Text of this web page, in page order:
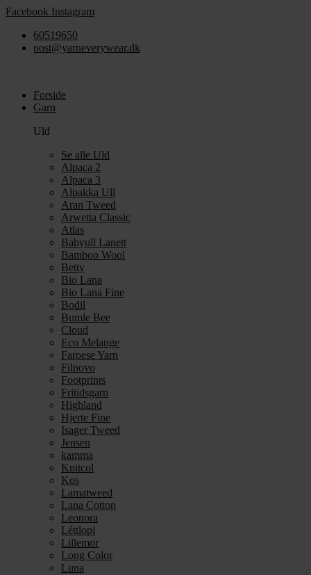
Videre
indhold
Facebook Instagram
60519650
post@yarneverywear.dk
Forside
Garn
Uld
Se alle Uld
Alpaca 2
Alpaca 3
Alpakka Ull
Aran Tweed
Arwetta Classic
Atlas
Babyull Lanett
Bamboo Wool
Betty
Bio Lana
Bio Lana Fine
Bodil
Bumle Bee
Cloud
Eco Melange
Faroese Yarn
Filnovo
Footprints
Fritidsgarn
Highland
Hjerte Fine
Isager Tweed
Jensen
kamma
Knitcol
Kos
Lamatweed
Lana Cotton
Leonora
Léttlopi
Lillemor
Long Color
Luna